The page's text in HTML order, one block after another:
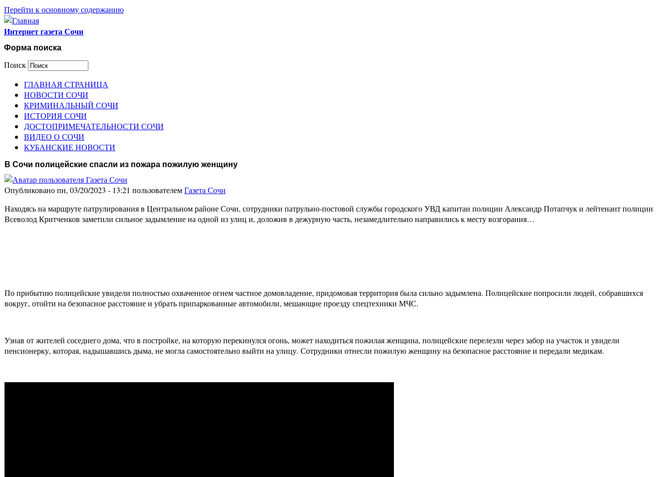
Перейти к основному содержанию
Интернет газета Сочи
Форма поиска
Поиск
ГЛАВНАЯ СТРАНИЦА
НОВОСТИ СОЧИ
КРИМИНАЛЬНЫЙ СОЧИ
ИСТОРИЯ СОЧИ
ДОСТОПРИМЕЧАТЕЛЬНОСТИ СОЧИ
ВИДЕО О СОЧИ
КУБАНСКИЕ НОВОСТИ
В Сочи полицейские спасли из пожара пожилую женщину
Опубликовано пн, 03/20/2023 - 13:21 пользователемГазета Сочи
Находясь на маршруте патрулирования в Центральном районе Сочи, сотрудники патрульно-постовой службы городского УВД капитан полиции Александр Потапчук и лейтенант полиции
Всеволод Критченков заметили сильное задымление на одной из улиц и, доложив в дежурную часть, незамедлительно направились к месту возгорания…
По прибытию полицейские увидели полностью охваченное огнем частное домовладение, придомовая территория была сильно задымлена. Полицейские попросили людей, собравшихся
вокруг, отойти на безопасное расстояние и убрать припаркованные автомобили, мешающие проезду спецтехники МЧС.
Узнав от жителей соседнего дома, что в постройке, на которую перекинулся огонь, может находиться пожилая женщина, полицейские перелезли через забор на участок и увидели
пенсионерку, которая, надышавшись дыма, не могла самостоятельно выйти на улицу. Сотрудники отнесли пожилую женщину на безопасное расстояние и передали медикам.